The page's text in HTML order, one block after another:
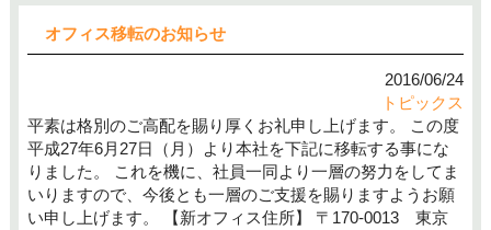
オフィス移転のお知らせ
2016/06/24
トピックス
平素は格別のご高配を賜り厚くお礼申し上げます。 この度
平成27年6月27日（月）より本社を下記に移転する事にな
りました。 これを機に、社員一同より一層の努力をしてま
いりますので、今後とも一層のご支援を賜りますようお願
い申し上げます。 【新オフィス住所】 〒170-0013 東京